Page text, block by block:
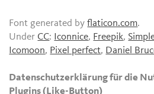
Font generated byflaticon.com.
Under CC: Iconnice, Freepik,
Icomoon, Pixel perfect, Daniel
Datenschutzerklärung für die
Plugins (Like-Button)